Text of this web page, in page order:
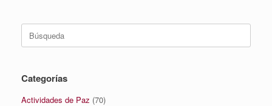
Categorías
Actividades de Paz (70)